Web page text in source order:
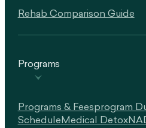
Rehab Comparison Guide
Programs
Programs & FeesProgram
Schedule Medical Detox